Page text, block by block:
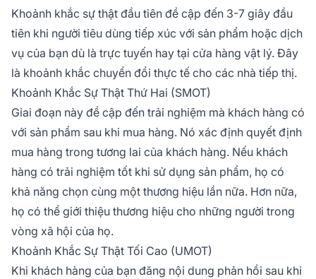
Khoảnh khắc sự thật đầu tiên đề cập đến 3-7 giây đầu
tiên khi người tiêu dùng tiếp xúc với sản phẩm hoặc dịch
vụ của bạn dù là trực tuyến hay tại cửa hàng vật lý. Đây
là khoảnh khắc chuyển đổi thực tế cho các nhà tiếp thị.
Khoảnh Khắc Sự Thật Thứ Hai (SMOT)
Giai đoạn này đề cập đến trải nghiệm mà khách hàng có
với sản phẩm sau khi mua hàng. Nó xác định quyết định
mua hàng trong tương lai của khách hàng. Nếu khách
hàng có trải nghiệm tốt khi sử dụng sản phẩm, họ có
khả năng chọn cùng một thương hiệu lần nữa. Hơn nữa,
họ có thể giới thiệu thương hiệu cho những người trong
vòng xã hội của họ.
Khoảnh Khắc Sự Thật Tối Cao (UMOT)
Khi khách hàng của bạn đăng nội dung phản hồi sau khi